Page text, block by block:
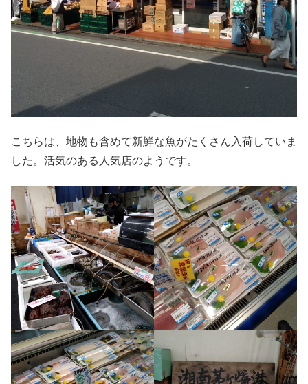
こちらは、地物も含めて新鮮な魚がたくさん入荷していま
した。活気のある人気店のようです。